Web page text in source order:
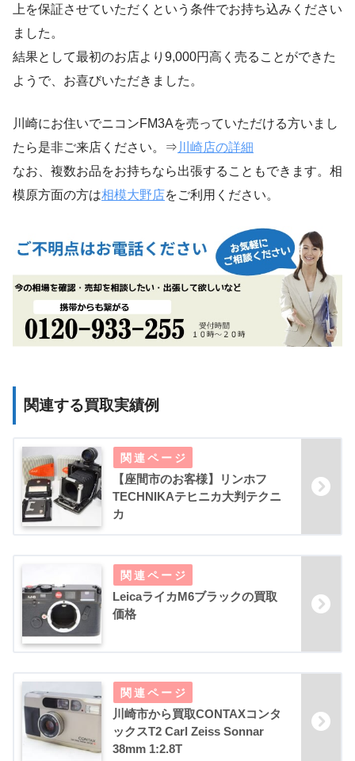
上を保証させていただくという条件でお持ち込みください
ました。
結果として最初のお店より9,000円高く売ることができた
ようで、お喜びいただきました。
川崎にお住いでニコンFM3Aを売っていただける方いまし
たら是非ご来店ください。⇒ 川崎店の詳細
なお、複数お品をお持ちなら出張することもできます。相
模原方面の方は相模大野店をご利用ください。
関連する買取実績例
【座間市のお客様】リンホフ
TECHNIKAテヒニカ大判テクニ
カ
LeicaライカM6ブラックの買取
価格
川崎市から買取CONTAXコンタ
ックスT2 Carl Zeiss Sonnar
38mm 1:2.8T